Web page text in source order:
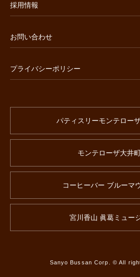
採用情報
お問い合わせ
プライバシーポリシー
パティスリーモンテロー
モンテローザ大井
コーヒーバー ブルーマ
宮川香山 眞葛ミュー
Sanyo Bussan Corp. © All